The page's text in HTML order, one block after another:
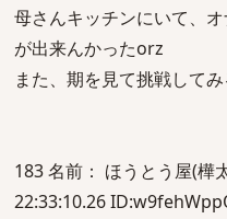
母さんキッチンにいて、
が出来んかったorz
また、期を見て挑戦してみ
183 名前： ほうとう屋(樺
22:33:10.26